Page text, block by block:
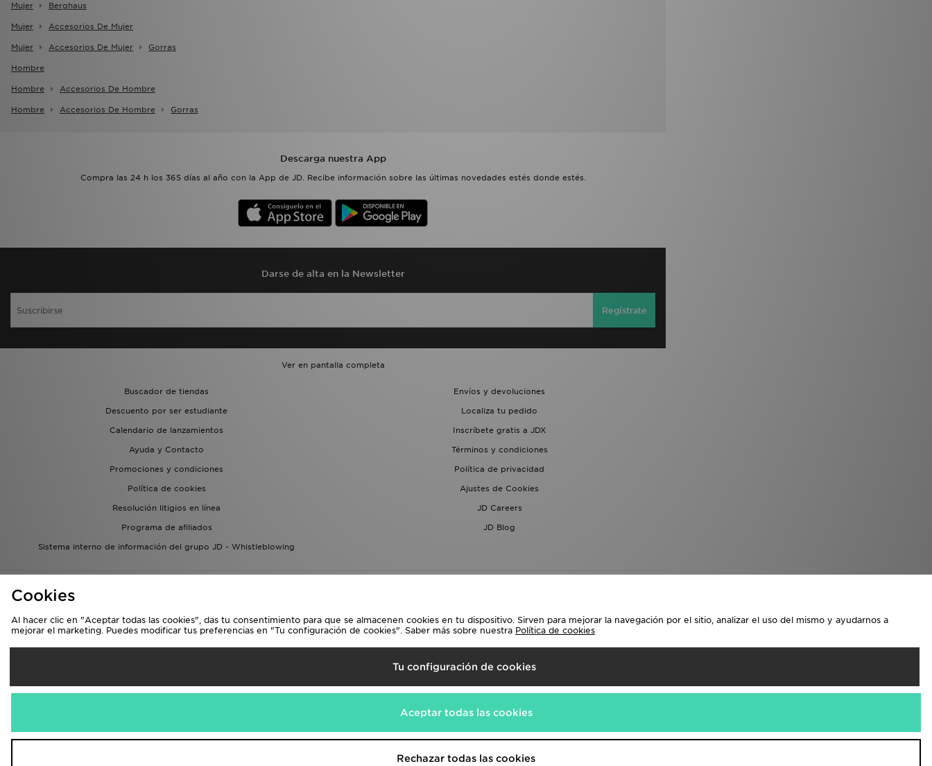
Mujer Berghaus
Mujer Accesorios De Mujer
Mujer Accesorios De Mujer Gorras
Hombre
Hombre Accesorios De Hombre
Hombre Accesorios De Hombre Gorras
Descarga nuestra App
Compra las 24 h los 365 días al año con la App de JD. Recibe información sobre las últimas novedades estés donde estés.
Darse de alta en la Newsletter
Regístrate
Ver en pantalla completa
Buscador de tiendas
Envíos y devoluciones
Descuento por ser estudiante
Localiza tu pedido
Calendario de lanzamientos
Inscríbete gratis a JDX
Ayuda y Contacto
Términos y condiciones
Promociones y condiciones
Política de privacidad
Política de cookies
Ajustes de Cookies
Resolución litigios en línea
JD Careers
Programa de afiliados
JD Blog
Sistema interno de información del grupo JD - Whistleblowing
Selecciona País
Aceptamos las siguientes formas de pago
www.jdplc.com
Cookies
Al hacer clic en "Aceptar todas las cookies", das tu consentimiento para que se almacenen cookies en tu dispositivo. Sirven para mejorar la navegación por el sitio, analizar el uso del mismo y ayudarnos a
mejorar el marketing. Puedes modificar tus preferencias en "Tu configuración de cookies". Saber más sobre nuestra Política de cookies
Tu configuración de cookies
Aceptar todas las cookies
Rechazar todas las cookies